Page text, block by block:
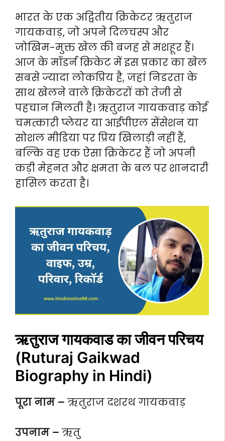
भारत के एक अद्वितीय क्रिकेटर ऋतुराज
गायकवाड़, जो अपने दिलचस्प और
जोखिम-मुक्त खेल की बजह से मशहूर हैं।
आज के मॉडर्न क्रिकेट में इस प्रकार का खेल
सबसे ज्यादा लोकप्रिय है, जहां निडरता के
साथ खेलने वाले क्रिकेटरों को तेजी से
पहचान मिलती है। ऋतुराज गायकवाड़ कोई
चमत्कारी प्लेयर या आईपीएल सेंसेशन या
सोशल मीडिया पर प्रिय खिलाड़ी नहीं हैं,
बल्कि वह एक ऐसा क्रिकेटर हैं जो अपनी
कड़ी मेहनत और क्षमता के बल पर शानदारी
हासिल करता है।
ऋतुराज गायकवाड का जीवन परिचय
(Ruturaj Gaikwad
Biography in Hindi)
पूरा नाम – ऋतुराज दशरथ गायकवाड़
उपनाम – ऋतु